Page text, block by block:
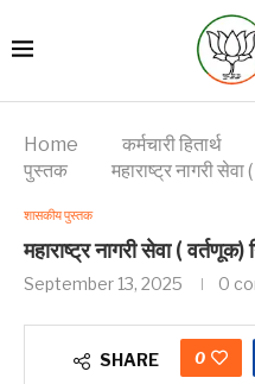
Home कर्मचारी हितार्थ
पुस्तक
महाराष्ट्र नागरी
शासकीय पुस्तक
महाराष्ट्र नागरी सेवा (
September 13, 2025 0
SHARE 0